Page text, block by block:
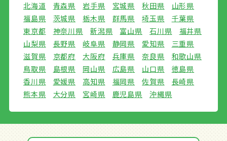
北海道 青森県 岩手県 宮城県 秋田県
山形県
福島県
茨城県 栃木県 群馬県 埼玉県
千葉県
東京都
神奈川県 新潟県 富山県 石川県
福井県
山梨県
長野県 岐阜県 静岡県 愛知県
三重県
滋賀県
京都府 大阪府 兵庫県 奈良県
和歌山県
鳥取県
島根県 岡山県 広島県 山口県
徳島県
香川県
愛媛県 高知県 福岡県 佐賀県
長崎県
熊本県
大分県 宮崎県 鹿児島県 沖縄県